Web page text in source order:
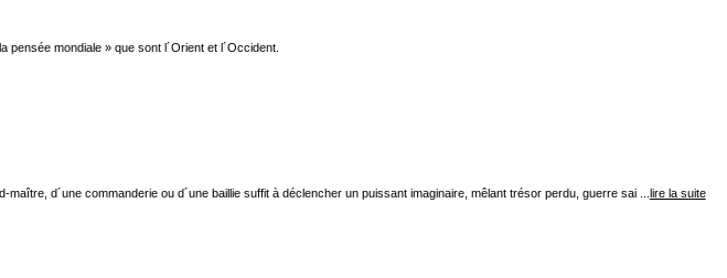
mondiale » que sont l´Orient et l´Occident.
d´une commanderie ou d´une baillie suffit à déclencher un puissant imaginaire, mêlant trésor perdu, guerre sai ... lire la suite